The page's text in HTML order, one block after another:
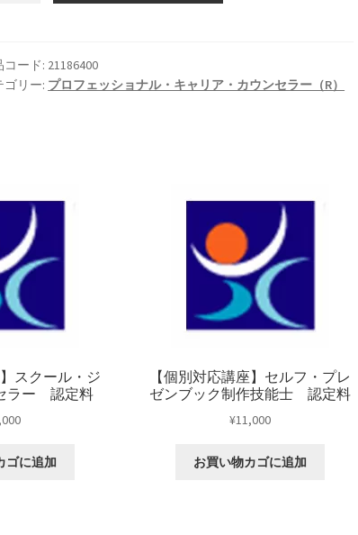
コード: 21186400
ゴリー: プロフェッショナル・キャリア・カウンセラー（R）
スクール・ジ
ラー 認定料
ゴに追加
【個別対応講座】セルフ・プレ
ゼンブック制作技能士 認定料
¥11,000
お買い物カゴに追加